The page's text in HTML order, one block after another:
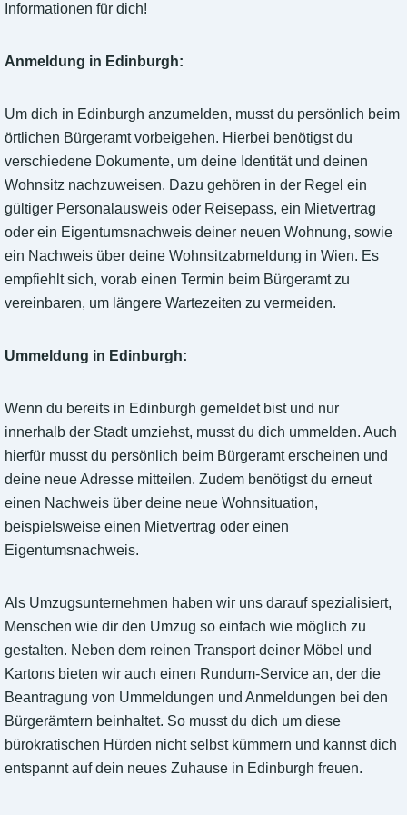
Informationen für dich!
Anmeldung in Edinburgh:
Um dich in Edinburgh anzumelden, musst du persönlich beim
örtlichen Bürgeramt vorbeigehen. Hierbei benötigst du
verschiedene Dokumente, um deine Identität und deinen
Wohnsitz nachzuweisen. Dazu gehören in der Regel ein
gültiger Personalausweis oder Reisepass, ein Mietvertrag
oder ein Eigentumsnachweis deiner neuen Wohnung, sowie
ein Nachweis über deine Wohnsitzabmeldung in Wien. Es
empfiehlt sich, vorab einen Termin beim Bürgeramt zu
vereinbaren, um längere Wartezeiten zu vermeiden.
Ummeldung in Edinburgh:
Wenn du bereits in Edinburgh gemeldet bist und nur
innerhalb der Stadt umziehst, musst du dich ummelden. Auch
hierfür musst du persönlich beim Bürgeramt erscheinen und
deine neue Adresse mitteilen. Zudem benötigst du erneut
einen Nachweis über deine neue Wohnsituation,
beispielsweise einen Mietvertrag oder einen
Eigentumsnachweis.
Als Umzugsunternehmen haben wir uns darauf spezialisiert,
Menschen wie dir den Umzug so einfach wie möglich zu
gestalten. Neben dem reinen Transport deiner Möbel und
Kartons bieten wir auch einen Rundum-Service an, der die
Beantragung von Ummeldungen und Anmeldungen bei den
Bürgerämtern beinhaltet. So musst du dich um diese
bürokratischen Hürden nicht selbst kümmern und kannst dich
entspannt auf dein neues Zuhause in Edinburgh freuen.